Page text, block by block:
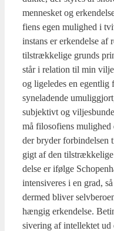
men­ne­sket og
fi­ens egen mulig­hed i
instans er erken­del­se af
til­stræk­ke­li­ge grunds
står i rela­tion til min
og lige­le­des en
sy­ne­la­den­de
sub­jek­tivt og
må filo­so­fi­ens mulig­hed
der bry­der
gigt af den
del­se er iføl­ge
inten­si­ve­res i en grad,
der­med bli­ver
hæn­gig erken­del­se.
si­ve­ring af intel­lek­tet ud